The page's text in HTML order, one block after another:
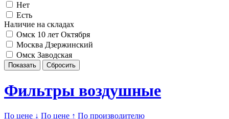
Нет
Есть
Наличие на складах
Омск 10 лет Октября
Москва Дзержинский
Омск Заводская
Фильтры воздушные
По цене ↓ По цене ↑ По производителю